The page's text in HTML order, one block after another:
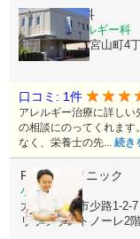
さもり小児科
小児科, アレルギー科
大阪府豊中市宮山町4
口コミ: 1件
アレルギー治療に詳し
の相談にのってくれま
なく、栄養士の先... 続き
PASSOクリニック
小児科
大阪府豊中市少路1-2-7
リッツサントノーレ2